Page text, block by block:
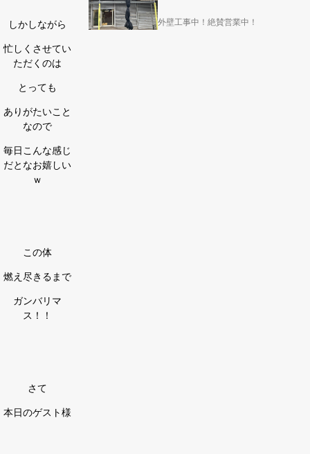
しかしながら
忙しくさせてい
ただくのは
とっても
ありがたいこと
なので
毎日こんな感じ
だとなお嬉しい
ｗ
この体
燃え尽きるまで
ガンバリマ
ス！！
さて
本日のゲスト様
外壁工事中！絶賛営業中！